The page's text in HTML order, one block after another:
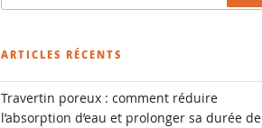
:
ARTICLES RÉCENTS
Travertin poreux : comment réduire
l’absorption d’eau et prolonger sa durée de